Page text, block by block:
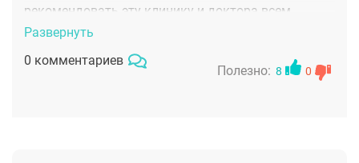
рекомендовать эту клинику и доктора всем
знакомым!
Развернуть
0 комментариев
Полезно: 8 0